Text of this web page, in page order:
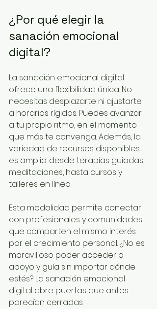
¿Por qué elegir la
sanación emocional
digital?
La sanación emocional digital
ofrece una flexibilidad única. No
necesitas desplazarte ni ajustarte
a horarios rígidos. Puedes avanzar
a tu propio ritmo, en el momento
que más te convenga. Además, la
variedad de recursos disponibles
es amplia: desde terapias guiadas,
meditaciones, hasta cursos y
talleres en línea.
Esta modalidad permite conectar
con profesionales y comunidades
que comparten el mismo interés
por el crecimiento personal. ¿No es
maravilloso poder acceder a
apoyo y guía sin importar dónde
estés? La sanación emocional
digital abre puertas que antes
parecían cerradas.